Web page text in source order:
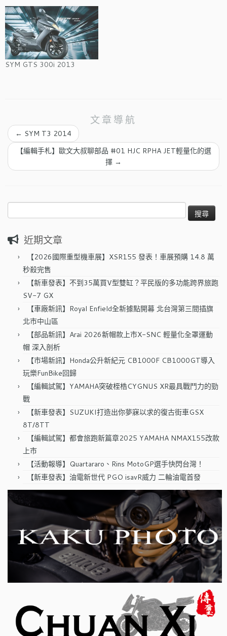
SYM GTS 300i 2013
文章導航
← SYM T3 2014
【編輯手札】歐文大叔聊部品 #01 HJC RPHA JET輕量化的選
擇 →
尋
鍵
近期文章
【2026國際重型機車展】XSR155 發表！車展預購 14.8 萬
秒殺完售
【新車發表】不到35萬買V型雙缸？平民版的多功能跨界旅跑
SV-7 GX
【車廠新訊】Royal Enfield全新據點開幕 北台灣第三間插旗
北市中山區
【部品新訊】Arai 2026新帽款上市X-SNC 輕量化全罩運動
帽 深入剖析
【市場新訊】Honda公升新紀元 CB1000F CB1000GT導入
玩樂FunBike回歸
【編輯試駕】YAMAHA突破桎梏CYGNUS XR最具戰鬥力的勁
戰
【新車發表】SUZUKI打造出你夢寐以求的復古街車GSX
8T/8TT
【編輯試駕】都會旅跑新篇章2025 YAMAHA NMAX155改款
上市
【活動報導】Quartararo、Rins MotoGP選手快閃台灣！
【新車發表】油電新世代 PGO isavR威力 二輪油電首發